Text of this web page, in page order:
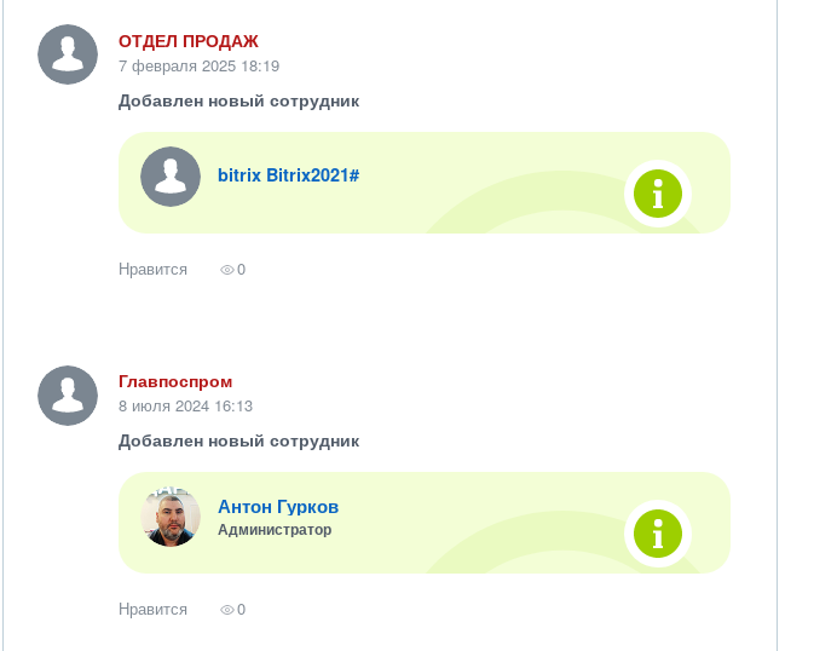
ОТДЕЛ ПРОДАЖ
7 февраля 2025 18:19
Добавлен новый сотрудник
bitrix Bitrix2021#
Нравится 0
Главпоспром
8 июля 2024 16:13
Добавлен новый сотрудник
Антон Гурков
Администратор
Нравится 0